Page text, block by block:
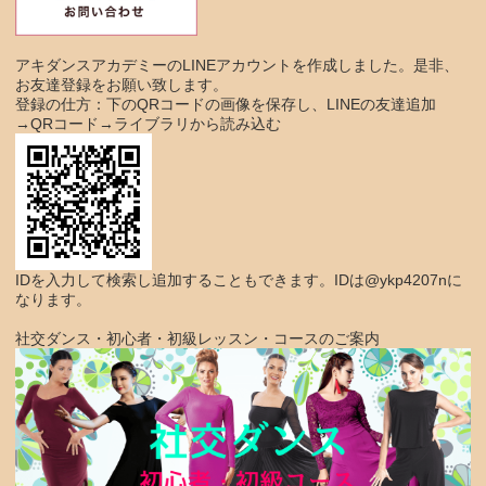
アキダンスアカデミーのLINEアカウントを作成しました。是非、
お友達登録をお願い致します。
登録の仕方：下のQRコードの画像を保存し、LINEの友達追加
→QRコード→ライブラリから読み込む
IDを入力して検索し追加することもできます。IDは@ykp4207nに
なります。
社交ダンス・初心者・初級レッスン・コースのご案内